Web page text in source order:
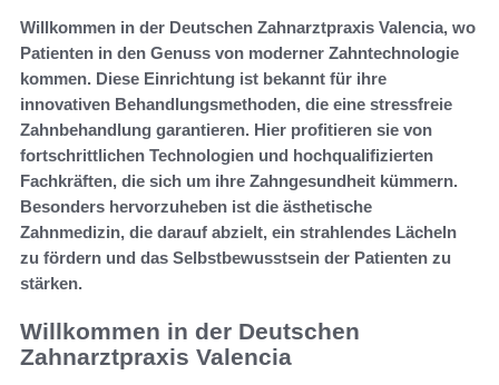
Willkommen in der Deutschen Zahnarztpraxis Valencia, wo
Patienten in den Genuss von moderner Zahntechnologie
kommen. Diese Einrichtung ist bekannt für ihre
innovativen Behandlungsmethoden, die eine stressfreie
Zahnbehandlung garantieren. Hier profitieren sie von
fortschrittlichen Technologien und hochqualifizierten
Fachkräften, die sich um ihre Zahngesundheit kümmern.
Besonders hervorzuheben ist die ästhetische
Zahnmedizin, die darauf abzielt, ein strahlendes Lächeln
zu fördern und das Selbstbewusstsein der Patienten zu
stärken.
Willkommen in der Deutschen
Zahnarztpraxis Valencia